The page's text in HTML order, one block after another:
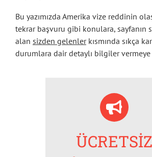
Bu yazımızda Amerika vize reddinin
tekrar başvuru gibi konulara, sayfanın
alan sizden gelenlerkısmında sıkça
durumlara dair detaylı bilgiler vermeye
ÜCRETSİZ